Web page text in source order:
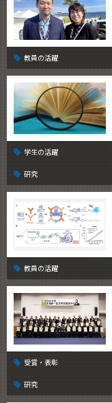
教員の活躍
学生の活躍
研究
教員の活躍
受賞・表彰
研究